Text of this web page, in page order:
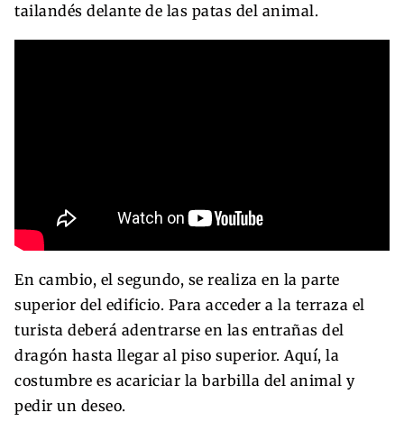
tailandés delante de las patas del animal.
En cambio, el segundo, se realiza en la parte
superior del edificio. Para acceder a la terraza el
turista deberá adentrarse en las entrañas del
dragón hasta llegar al piso superior. Aquí, la
costumbre es acariciar la barbilla del animal y
pedir un deseo.